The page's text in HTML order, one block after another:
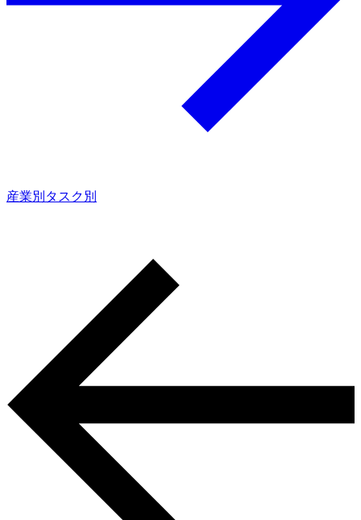
産業別 タスク別